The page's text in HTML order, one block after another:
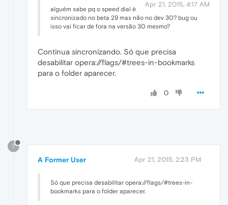
Apr 21, 2015, 4:17 AM
alguém sabe pq o speed dial é
sincronizado no beta 29 mas não no dev 30? bug ou
isso vai ficar de fora na versão 30 mesmo?
Continua sincronizando. Só que precisa
desabilitar opera://flags/#trees-in-bookmarks
para o folder aparecer.
0
?
A Former User Apr 21, 2015, 2:23 PM
Só que precisa desabilitar opera://flags/#trees-in-
bookmarks para o folder aparecer.